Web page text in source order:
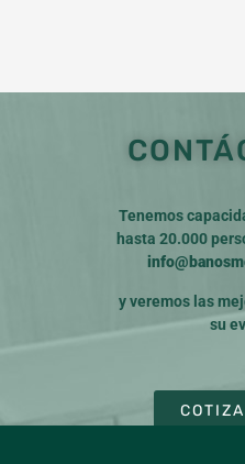
Tenemos
hasta 20.000
y veremos las
su